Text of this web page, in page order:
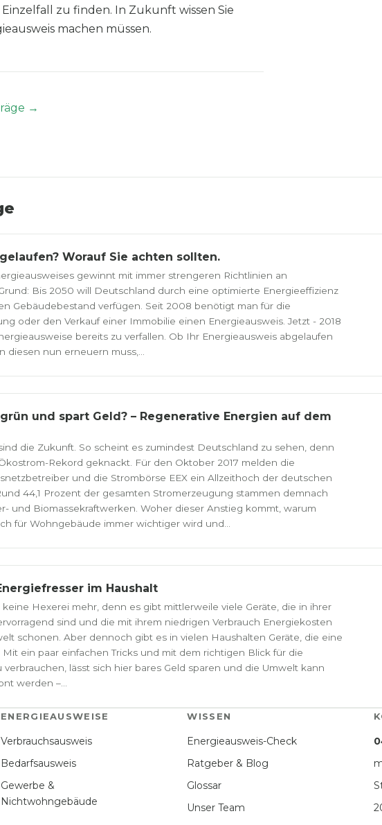
zu finden. In Zukunft wissen Sie
machen müssen.
→
Worauf Sie achten sollten.
gewinnt mit immer strengeren Richtlinien an
Bis 2050 will Deutschland durch eine optimierte Energieeffizienz
Gebäudebestand verfügen. Seit 2008 benötigt man für die
oder den Verkauf einer Immobilie einen Energieausweis. Jetzt - 2018
bereits zu verfallen. Ob Ihr Energieausweis abgelaufen
diesen nun erneuern muss,...
und spart Geld? – Regenerative Energien auf dem
die Zukunft. So scheint es zumindest Deutschland zu sehen, denn
Rekord geknackt. Für den Oktober 2017 melden die
und die Strombörse EEX ein Allzeithoch der deutschen
44,1 Prozent der gesamten Stromerzeugung stammen demnach
und Biomassekraftwerken. Woher dieser Anstieg kommt, warum
für Wohngebäude immer wichtiger wird und...
im Haushalt
Hexerei mehr, denn es gibt mittlerweile viele Geräte, die in ihrer
sind und die mit ihrem niedrigen Verbrauch Energiekosten
schonen. Aber dennoch gibt es in vielen Haushalten Geräte, die eine
ein paar einfachen Tricks und mit dem richtigen Blick für die
lässt sich hier bares Geld sparen und die Umwelt kann
werden –...
ENERGIEAUSWEISE
Verbrauchsausweis
Bedarfsausweis
Gewerbe &
Nichtwohngebäude
WISSEN
Energieausweis-Check
Ratgeber & Blog
Glossar
Unser Team